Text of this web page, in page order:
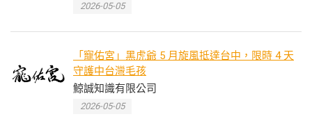
2026-05-05
「寵佑宮」黑虎爺 5 月旋風抵達台中，限時 4 天
守護中台灣毛孩
鯨誠知識有限公司
2026-05-05